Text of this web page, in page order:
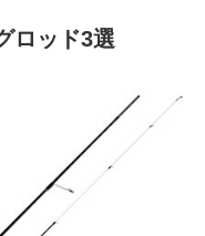
ロッド3選